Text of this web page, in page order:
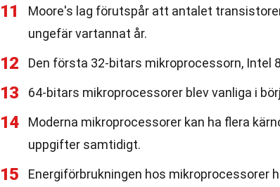
11
Moore's lag förutspår att antalet
ungefär vartannat år.
12 Den första 32-bitars mikroprocessorn, Intel
13 64-bitars mikroprocessorer blev vanliga i
14
Moderna mikroprocessorer kan ha flera
uppgifter samtidigt.
15
Energiförbrukningen hos mikroprocessorer